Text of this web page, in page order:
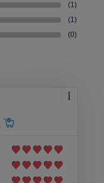
(1)
(1)
(0)